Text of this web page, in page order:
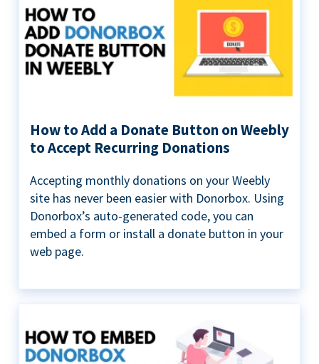
How to Add a Donate Button on Weebly
to Accept Recurring Donations
Accepting monthly donations on your Weebly
site has never been easier with Donorbox. Using
Donorbox’s auto-generated code, you can
embed a form or install a donate button in your
web page.